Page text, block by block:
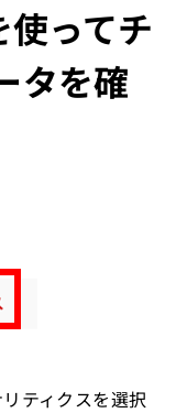
ってチ
タを確
ティクスを選択